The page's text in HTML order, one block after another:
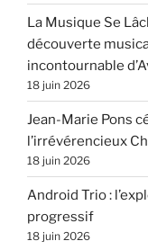
La Musique Se
découverte
incontournable
18 juin 2026
Jean-Marie Pons
l’irrévérencieux
18 juin 2026
Android Trio :
progressif
18 juin 2026